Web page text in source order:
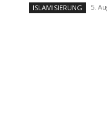
ISLAMISIERUNG 5.